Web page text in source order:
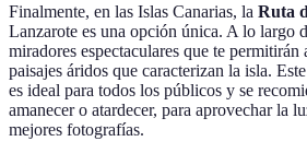
Finalmente, en las Islas Canarias, la Ruta
Lanzarote es una opción única. A lo largo
miradores espectaculares que te
paisajes áridos que caracterizan la isla.
es ideal para todos los públicos y se
amanecer o atardecer, para aprovechar la
mejores fotografías.